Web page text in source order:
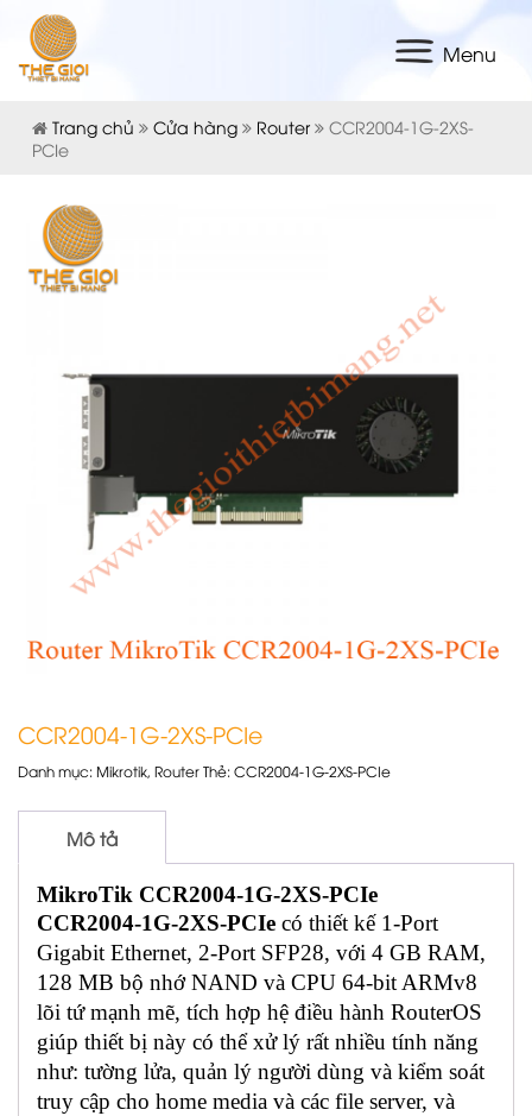
Menu
Trang chủ Cửa hàng Router
CCR2004-1G-2XS-
PCIe
CCR2004-1G-2XS-PCIe
Danh mục:Mikrotik, RouterThẻ:CCR2004-1G-2XS-PCIe
Mô tả
MikroTik CCR2004-1G-2XS-PCIe
CCR2004-1G-2XS-PCIe có thiết kế 1-Port
Gigabit Ethernet, 2-Port SFP28, với 4 GB RAM,
128 MB bộ nhớ NAND và CPU 64-bit ARMv8
lõi tứ mạnh mẽ, tích hợp hệ điều hành RouterOS
giúp thiết bị này có thể xử lý rất nhiều tính năng
như: tường lửa, quản lý người dùng và kiểm soát
truy cập cho home media và các file server, và